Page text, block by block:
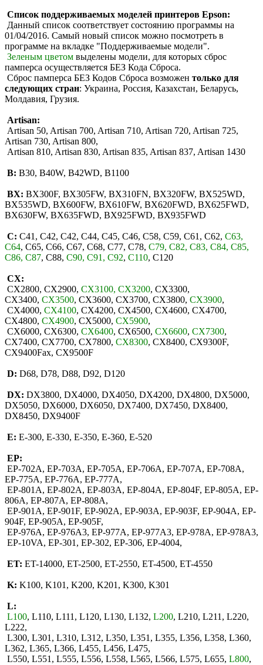
Список поддерживаемых моделей принтеров Epson:
Данный список соответствует состоянию программы на
01/04/2016. Самый новый список можно посмотреть в
программе на вкладке "Поддерживаемые модели".
Зеленым цветом выделены модели, для которых сброс
памперса осуществляется БЕЗ Кода Сброса.
Сброс памперса БЕЗ Кодов Сброса возможен только для
следующих стран: Украина, Россия, Казахстан, Беларусь,
Молдавия, Грузия.
Artisan:
Artisan 50, Artisan 700, Artisan 710, Artisan 720, Artisan 725,
Artisan 730, Artisan 800,
Artisan 810, Artisan 830, Artisan 835, Artisan 837, Artisan 1430
B: B30, B40W, B42WD, B1100
BX: BX300F, BX305FW, BX310FN, BX320FW, BX525WD,
BX535WD, BX600FW, BX610FW, BX620FWD, BX625FWD,
BX630FW, BX635FWD, BX925FWD, BX935FWD
C: C41, C42, C42, C44, C45, C46, C58, C59, C61, C62, C63,
C64, C65, C66, C67, C68, C77, C78, C79, C82, C83, C84, C85,
C86, C87, C88, C90, C91, C92, C110, C120
CX:
CX2800, CX2900, CX3100, CX3200, CX3300,
CX3400, CX3500, CX3600, CX3700, CX3800, CX3900,
CX4000, CX4100, CX4200, CX4500, CX4600, CX4700,
CX4800, CX4900, CX5000, CX5900,
CX6000, CX6300, CX6400, CX6500, CX6600, CX7300,
CX7400, CX7700, CX7800, CX8300, CX8400, CX9300F,
CX9400Fax, CX9500F
D: D68, D78, D88, D92, D120
DX: DX3800, DX4000, DX4050, DX4200, DX4800, DX5000,
DX5050, DX6000, DX6050, DX7400, DX7450, DX8400,
DX8450, DX9400F
E: E-300, E-330, E-350, E-360, E-520
EP:
EP-702A, EP-703A, EP-705A, EP-706A, EP-707A, EP-708A,
EP-775A, EP-776A, EP-777A,
EP-801A, EP-802A, EP-803A, EP-804A, EP-804F, EP-805A, EP-
806A, EP-807A, EP-808A,
EP-901A, EP-901F, EP-902A, EP-903A, EP-903F, EP-904A, EP-
904F, EP-905A, EP-905F,
EP-976A, EP-976A3, EP-977A, EP-977A3, EP-978A, EP-978A3,
EP-10VA, EP-301, EP-302, EP-306, EP-4004,
ET: ET-14000, ET-2500, ET-2550, ET-4500, ET-4550
K: K100, K101, K200, K201, K300, K301
L:
L100, L110, L111, L120, L130, L132, L200, L210, L211, L220,
L222,
L300, L301, L310, L312, L350, L351, L355, L356, L358, L360,
L362, L365, L366, L455, L456, L475,
L550, L551, L555, L556, L558, L565, L566, L575, L655, L800,